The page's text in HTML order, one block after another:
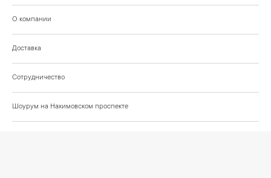
О компании
Доставка
Сотрудничество
Шоурум на Нахимовском проспекте